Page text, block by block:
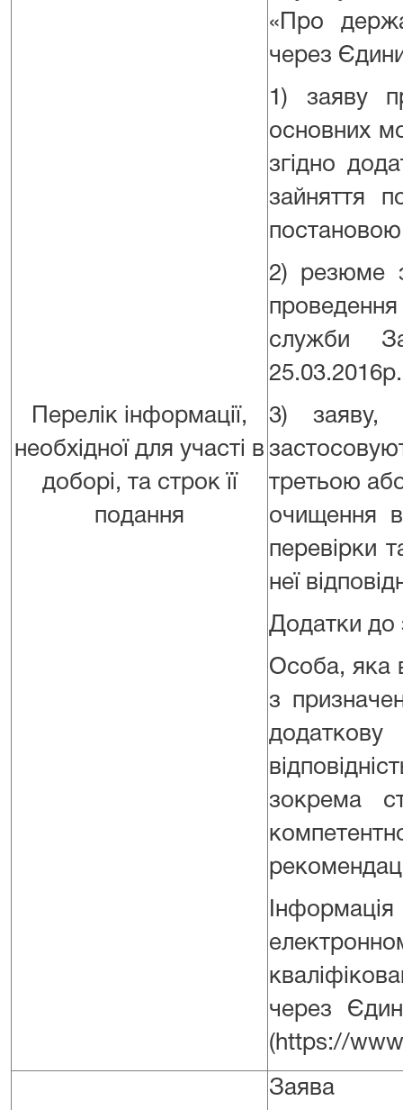
Перелік інформації,
необхідної для участі в
доборі, та строк її
подання
«Про
через
1) заяву
основних
згідно
зайняття
2) резюме
служби
3) заяву,
третьою
очищення
перевірки
неї
Додатки до
Особа, яка
з
зокрема
через
(https://
Заява